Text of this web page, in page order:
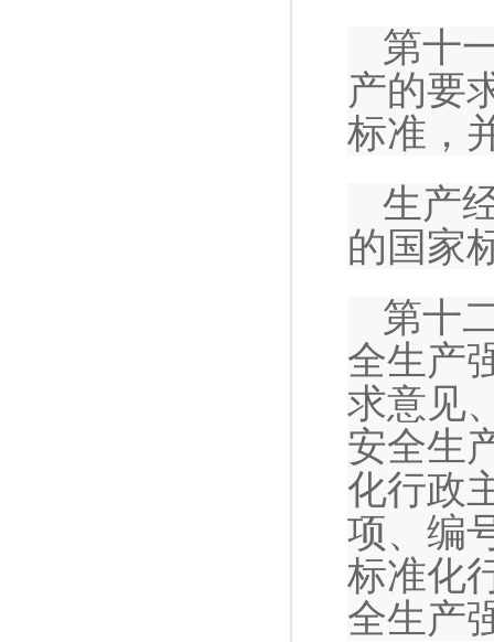
第十
产的要
标准，
生产
的国家
第十
全生产
求意见
安全生
化行政
项、编
标准化
全生产